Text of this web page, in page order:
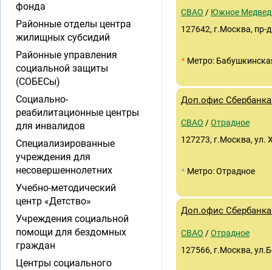
СВАО / Южное
127642, г.Москва, пр-
• Метро:
Доп.офис
СВАО /Отрадное
127273, г.Москва, ул.
• Метро: Отрадное
Доп.офис
СВАО /Отрадное
127566, г.Москва,
фонда
Районные отделы центра
жилищных субсидий
Районные управления
социальной защиты
(СОБЕСы)
Социально-
реабилитационные центры
для инвалидов
Специализированные
учреждения для
несовершеннолетних
Учебно-методический
центр «Детство»
Учреждения социальной
помощи для бездомных
граждан
Центры социального